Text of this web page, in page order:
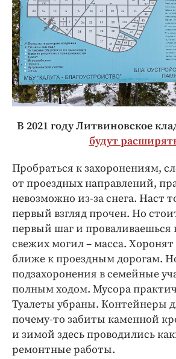
В 2021 году Литвиновское
будут
Пробраться к захоронениям,
от проездных направлений,
невозможно из-за снега. Наст
первый взгляд прочен. Но
первый шаг и проваливаешься
свежих могил – масса. Хоронят
ближе к проездным дорогам.
подзахоронения в семейные
полным ходом. Мусора
Туалеты убраны. Контейнеры
почему-то забиты каменной
и зимой здесь проводились
ремонтные работы.